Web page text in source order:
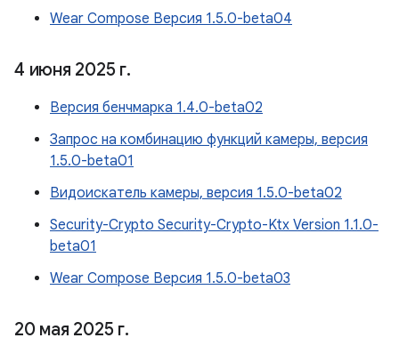
Wear Compose Версия 1.5.0-beta04
4 июня 2025 г.
Версия бенчмарка 1.4.0-beta02
Запрос на комбинацию функций камеры, версия
1.5.0-beta01
Видоискатель камеры, версия 1.5.0-beta02
Security-Crypto Security-Crypto-Ktx Version 1.1.0-
beta01
Wear Compose Версия 1.5.0-beta03
20 мая 2025 г.